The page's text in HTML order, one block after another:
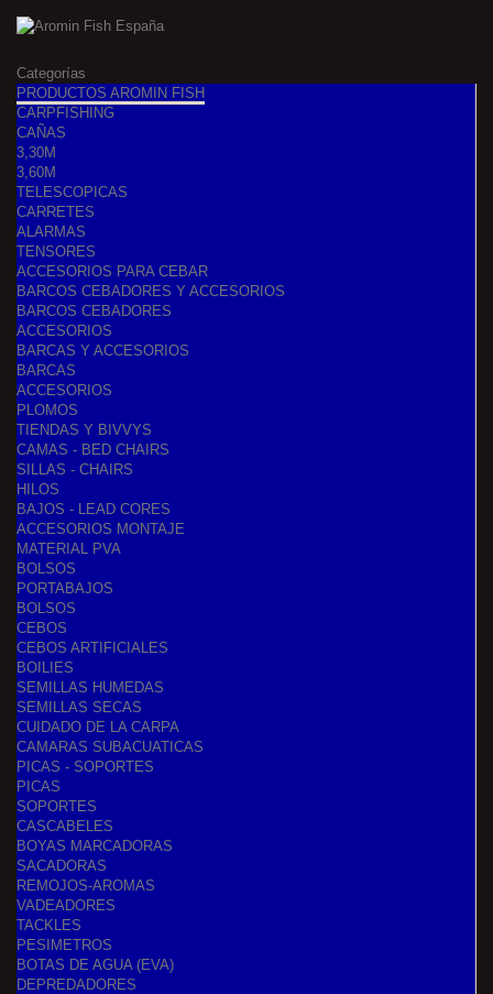
Categorías
PRODUCTOS AROMIN FISH
CARPFISHING
CAÑAS
3,30M
3,60M
TELESCOPICAS
CARRETES
ALARMAS
TENSORES
ACCESORIOS PARA CEBAR
BARCOS CEBADORES Y ACCESORIOS
BARCOS CEBADORES
ACCESORIOS
BARCAS Y ACCESORIOS
BARCAS
ACCESORIOS
PLOMOS
TIENDAS Y BIVVYS
CAMAS - BED CHAIRS
SILLAS - CHAIRS
HILOS
BAJOS - LEAD CORES
ACCESORIOS MONTAJE
MATERIAL PVA
BOLSOS
PORTABAJOS
BOLSOS
CEBOS
CEBOS ARTIFICIALES
BOILIES
SEMILLAS HUMEDAS
SEMILLAS SECAS
CUIDADO DE LA CARPA
CAMARAS SUBACUATICAS
PICAS - SOPORTES
PICAS
SOPORTES
CASCABELES
BOYAS MARCADORAS
SACADORAS
REMOJOS-AROMAS
VADEADORES
TACKLES
PESIMETROS
BOTAS DE AGUA (EVA)
DEPREDADORES